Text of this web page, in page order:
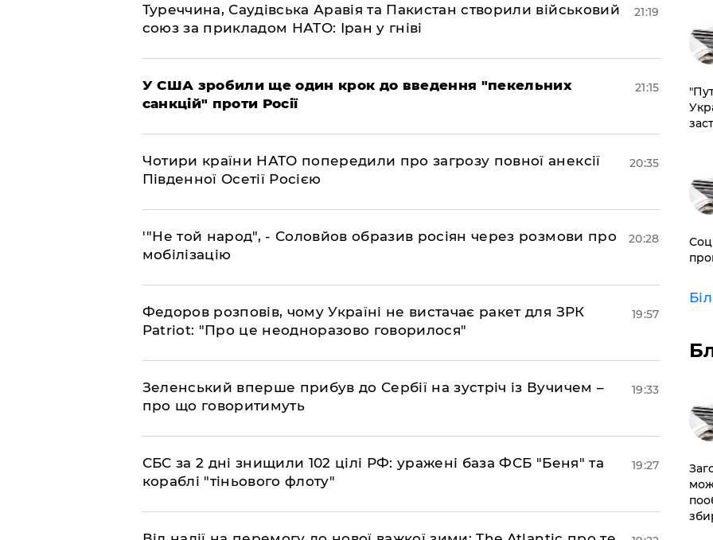
​Туреччина, Саудівська Аравія та Пакистан створили військовий
союз за прикладом НАТО: Іран у гніві
21:19
​У США зробили ще один крок до введення "пекельних
санкцій" проти Росії
21:15
​Чотири країни НАТО попередили про загрозу повної анексії
Південної Осетії Росією
20:35
​'"Не той народ", - Соловйов образив росіян через розмови про
мобілізацію
20:28
​Федоров розповів, чому Україні не вистачає ракет для ЗРК
Patriot: "Про це неодноразово говорилося"
19:57
​Зеленський вперше прибув до Сербії на зустріч із Вучичем –
про що говоритимуть
19:33
​СБС за 2 дні знищили 102 цілі РФ: уражені база ФСБ "Беня" та
кораблі "тіньового флоту"
19:27